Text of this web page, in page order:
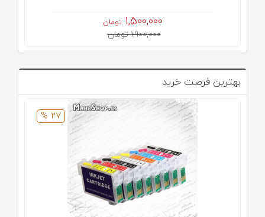
1,500,000 تومان
1,900,000 تومان
بهترین فرصت خرید
27 %